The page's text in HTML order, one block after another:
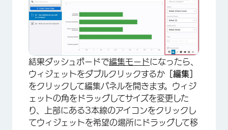
×
結果ダッシュボードで編集モードになったら、
ウィジェットをダブルクリックするか ［編集］
をクリックして編集パネルを開きます。ウィジ
ェットの角をドラッグしてサイズを変更した
り、上部にある3本線のアイコンをクリックし
てウィジェットを希望の場所にドラッグして移